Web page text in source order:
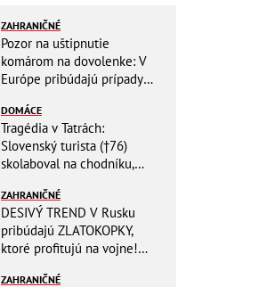
ZAHRANIČNÉ
Pozor na uštipnutie
komárom na dovolenke: V
Európe pribúdajú prípady
DOMÁCE
Tragédia v Tatrách:
Slovenský turista (†76)
skolaboval na chodníku,
ZAHRANIČNÉ
DESIVÝ TREND V Rusku
pribúdajú ZLATOKOPKY,
ktoré profitujú na vojne!
ZAHRANIČNÉ